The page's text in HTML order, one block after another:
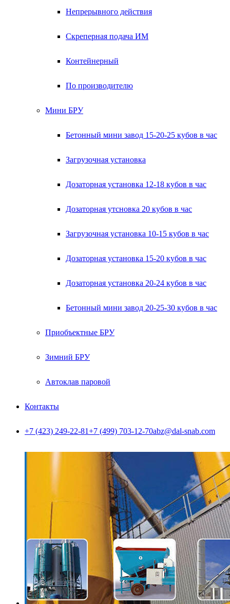
Непрерывного действия
Скреперная подача ИМ
Контейнерный
По производителю
Мини БРУ
Бетонный мини завод 15-20-25 кубов в час
Загрузочная установка
Дозаторная установка 12-18 кубов в час
Дозаторная утсновка 20 кубов в час
Загрузочная установка 10-15 кубов в час
Дозаторная установка 15-20 кубов в час
Дозаторная установка 20-24 кубов в час
Бетонный мини завод 20-25-30 кубов в час
Приобъектные БРУ
Зимний БРУ
Автоклав паровой
Контакты
+7 (423) 249-22-81+7 (499) 703-12-70abz@dal-snab.com